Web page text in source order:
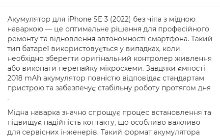
Акумулятор для iPhone SE 3 (2022) без чіпа з мідною
наваркою — це оптимальне рішення для професійного
ремонту та відновлення автономності смартфона. Такий
тип батареї використовується у випадках, коли
необхідно зберегти оригінальний контролер живлення
або виконати перепайку мікросхеми. Завдяки ємності
2018 mAh акумулятор повністю відповідає стандартам
пристрою та забезпечує стабільну роботу протягом дня
.
Мідна наварка значно спрощує процес встановлення та
підвищує надійність контакту, що особливо важливо
для сервісних інженерів. Такий формат акумулятора